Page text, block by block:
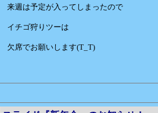
来週は予定が入ってしまったので
イチゴ狩りツーは
欠席でお願いします(T_T)